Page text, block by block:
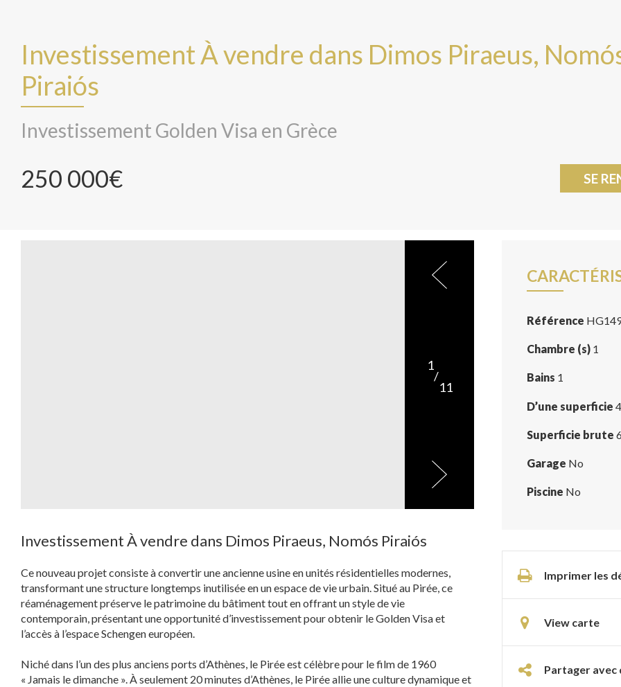
Investissement À vendre dans Dimos Piraeus,
Piraiós
Investissement Golden Visa en Grèce
250 000€ SE
Référence
Chambre (s) 1
Bains 1
D’une superficie
Superficie brute
Garage No
Piscine No
Imprimer les
View carte
Partager avec
1
/
11
Investissement À vendre dans Dimos Piraeus, Nomós Piraiós
Ce nouveau projet consiste à convertir une ancienne usine en unités résidentielles modernes,
transformant une structure longtemps inutilisée en un espace de vie urbain. Situé au Pirée, ce
réaménagement préserve le patrimoine du bâtiment tout en offrant un style de vie
contemporain, présentant une opportunité d’investissement pour obtenir le Golden Visa et
l’accès à l’espace Schengen européen.
Niché dans l’un des plus anciens ports d’Athènes, le Pirée est célèbre pour le film de 1960
« Jamais le dimanche ». À seulement 20 minutes d’Athènes, le Pirée allie une culture dynamique et